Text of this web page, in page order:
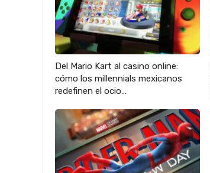
Del Mario Kart al casino online:
cómo los millennials mexicanos
redefinen el ocio…